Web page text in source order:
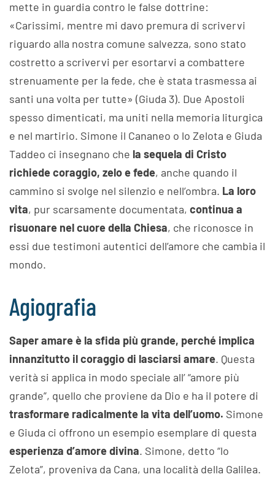
mette in guardia contro le false dottrine:
«Carissimi, mentre mi davo premura di scrivervi
riguardo alla nostra comune salvezza, sono stato
costretto a scrivervi per esortarvi a combattere
strenuamente per la fede, che è stata trasmessa ai
santi una volta per tutte» (Giuda 3). Due Apostoli
spesso dimenticati, ma uniti nella memoria liturgica
e nel martirio. Simone il Cananeo o lo Zelota e Giuda
Taddeo ci insegnano che la sequela di Cristo
richiede coraggio, zelo e fede, anche quando il
cammino si svolge nel silenzio e nell’ombra. La loro
vita, pur scarsamente documentata, continua a
risuonare nel cuore della Chiesa, che riconosce in
essi due testimoni autentici dell’amore che cambia il
mondo.
Agiografia
Saper amare è la sfida più grande, perché implica
innanzitutto il coraggio di lasciarsi amare. Questa
verità si applica in modo speciale all’ “amore più
grande”, quello che proviene da Dio e ha il potere di
trasformare radicalmente la vita dell’uomo. Simone
e Giuda ci offrono un esempio esemplare di questa
esperienza d’amore divina. Simone, detto “lo
Zelota”, proveniva da Cana, una località della Galilea.